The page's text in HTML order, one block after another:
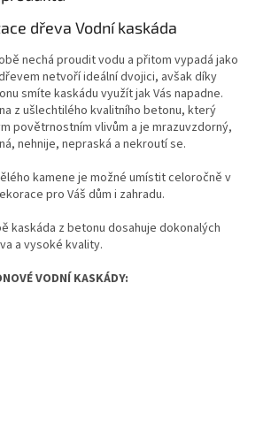
dřeva Vodní kaskáda
nechá proudit vodu a přitom vypadá jako
netvoří ideální dvojici, avšak díky
smíte kaskádu využít jak Vás napadne.
z ušlechtilého kvalitního betonu, který
povětrnostním vlivům a je mrazuvzdorný,
nehnije, nepraská a nekroutí se.
kamene je možné umístit celoročně v
pro Váš dům i zahradu.
kaskáda z betonu dosahuje dokonalých
a vysoké kvality.
VODNÍ KASKÁDY: